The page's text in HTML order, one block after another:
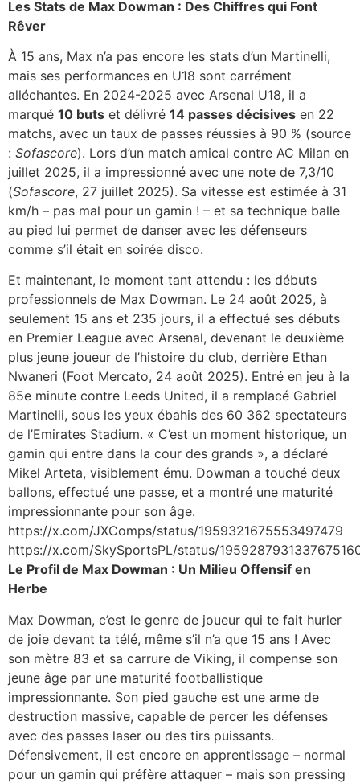
Les Stats de Max Dowman : Des Chiffres qui Font
Rêver
À 15 ans, Max n’a pas encore les stats d’un Martinelli,
mais ses performances en U18 sont carrément
alléchantes. En 2024-2025 avec Arsenal U18, il a
marqué 10 buts et délivré 14 passes décisives en 22
matchs, avec un taux de passes réussies à 90 % (source
: Sofascore). Lors d’un match amical contre AC Milan en
juillet 2025, il a impressionné avec une note de 7,3/10
(Sofascore, 27 juillet 2025). Sa vitesse est estimée à 31
km/h – pas mal pour un gamin ! – et sa technique balle
au pied lui permet de danser avec les défenseurs
comme s’il était en soirée disco.
Et maintenant, le moment tant attendu : les débuts
professionnels de Max Dowman. Le 24 août 2025, à
seulement 15 ans et 235 jours, il a effectué ses débuts
en Premier League avec Arsenal, devenant le deuxième
plus jeune joueur de l’histoire du club, derrière Ethan
Nwaneri (Foot Mercato, 24 août 2025). Entré en jeu à la
85e minute contre Leeds United, il a remplacé Gabriel
Martinelli, sous les yeux ébahis des 60 362 spectateurs
de l’Emirates Stadium. « C’est un moment historique, un
gamin qui entre dans la cour des grands », a déclaré
Mikel Arteta, visiblement ému. Dowman a touché deux
ballons, effectué une passe, et a montré une maturité
impressionnante pour son âge.
https://x.com/JXComps/status/1959321675553497479
https://x.com/SkySportsPL/status/
Le Profil de Max Dowman : Un Milieu Offensif en
Herbe
Max Dowman, c’est le genre de joueur qui te fait hurler
de joie devant ta télé, même s’il n’a que 15 ans ! Avec
son mètre 83 et sa carrure de Viking, il compense son
jeune âge par une maturité footballistique
impressionnante. Son pied gauche est une arme de
destruction massive, capable de percer les défenses
avec des passes laser ou des tirs puissants.
Défensivement, il est encore en apprentissage – normal
pour un gamin qui préfère attaquer – mais son pressing